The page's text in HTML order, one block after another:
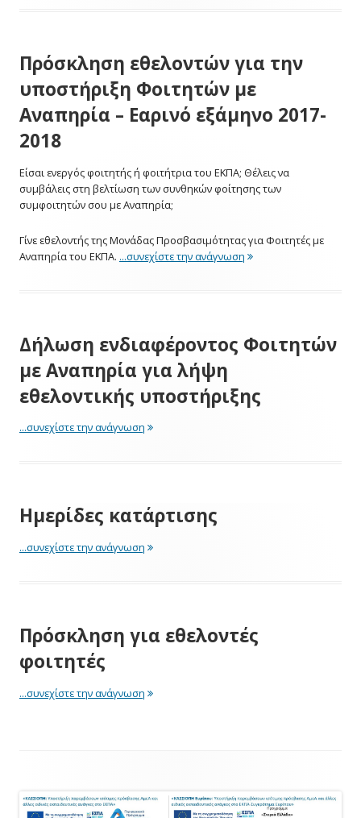
Πρόσκληση εθελοντών για την
υποστήριξη Φοιτητών με
Αναπηρία – Εαρινό εξάμηνο 2017-
2018
Είσαι ενεργός φοιτητής ή φοιτήτρια του ΕΚΠΑ; Θέλεις να
συμβάλεις στη βελτίωση των συνθηκών φοίτησης των
συμφοιτητών σου με Αναπηρία;
Γίνε εθελοντής της Μονάδας Προσβασιμότητας για Φοιτητές με
Αναπηρία του ΕΚΠΑ. ...συνεχίστε την ανάγνωση "Πρόσκληση
Δήλωση ενδιαφέροντος Φοιτητών
με Αναπηρία για λήψη
εθελοντικής υποστήριξης
...συνεχίστε την ανάγνωση "Δήλωση ενδιαφέροντος Φοιτητών με
Ημερίδες κατάρτισης
...συνεχίστε την ανάγνωση "Ημερίδες κατάρτισης"
Πρόσκληση για εθελοντές
φοιτητές
...συνεχίστε την ανάγνωση "Πρόσκληση για εθελοντές φοιτητές"